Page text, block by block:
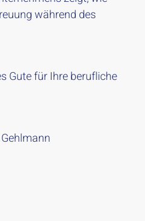
während des
Gute für Ihre berufliche